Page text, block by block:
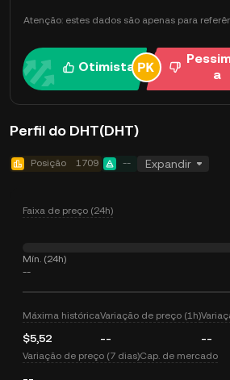
Atenção: estes dados são apenas para
Otimista
a
Perfil do DHT(DHT)
Posição 1709 -- Expandir
Faixa de preço (24h)
Mín. (24h)
--
Máxima histórica
$5,52
Variação de preço (1h)
-- --
Variação de preço (7 dias)Cap. de mercado